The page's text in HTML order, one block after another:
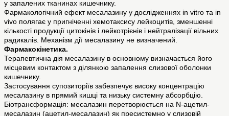
у запалених тканинах кишечнику.
Фармакологічний ефект месалазину у дослідженнях in vitro та in
vivo полягає у пригніченні хемотаксису лейкоцитів, зменшенні
кількості продукції цитокінів і лейкотрієнів і нейтралізації вільних
радикалів. Механізм дії месалазину не визначений.
Фармакокінетика.
Терапевтична дія месалазину в основному визначається його
місцевим контактом з ділянкою запалення слизової оболонки
кишечнику.
Застосування супозиторіїв забезпечує високу концентрацію
месалазину в прямий кишці та низьку системну абсорбцію.
Біотрансформація: месалазин перетворюється на N-ацетил-
месалазин (ацетил-месалазин) як пресистемно у слизовій